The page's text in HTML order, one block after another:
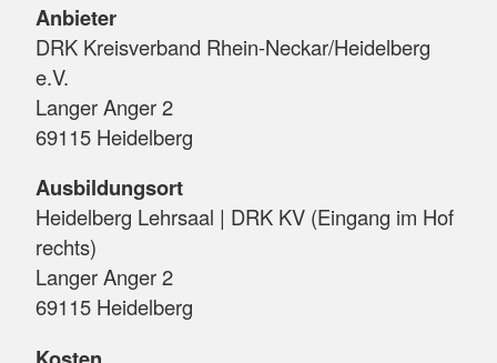
Anbieter
DRK Kreisverband Rhein-Neckar/Heidelberg
e.V.
Langer Anger 2
69115 Heidelberg
Ausbildungsort
Heidelberg Lehrsaal | DRK KV (Eingang im Hof
rechts)
Langer Anger 2
69115 Heidelberg